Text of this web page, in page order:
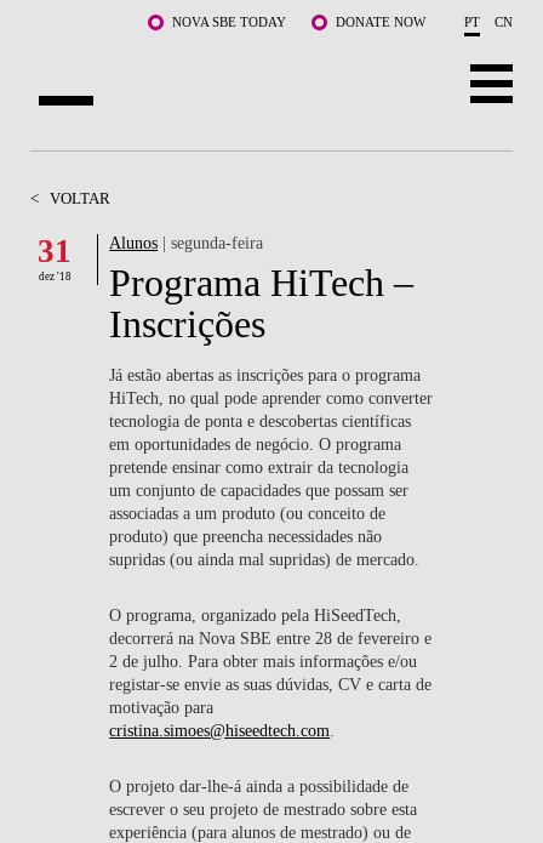
Saltar para o conteúdo principalNOVA SBE TODAY DONATE NOW PT CN
DOCENTES E INVESTIGAÇÃO
COMUNIDADE
LIFE AT NOVA SBE
WHAT'S HAPPENING
< VOLTAR
31
dez '18
Alunos | segunda-feira
Programa HiTech –
Inscrições
Já estão abertas as inscrições para o programa
HiTech, no qual pode aprender como converter
tecnologia de ponta e descobertas científicas
em oportunidades de negócio. O programa
pretende ensinar como extrair da tecnologia
um conjunto de capacidades que possam ser
associadas a um produto (ou conceito de
produto) que preencha necessidades não
supridas (ou ainda mal supridas) de mercado.
O programa, organizado pela HiSeedTech,
decorrerá na Nova SBE entre 28 de fevereiro e
2 de julho. Para obter mais informações e/ou
registar-se envie as suas dúvidas, CV e carta de
motivação para
cristina.simoes@hiseedtech.com
O projeto dar-lhe-á ainda a possibilidade de
escrever o seu projeto de mestrado sobre esta
experiência (para alunos de mestrado) ou de